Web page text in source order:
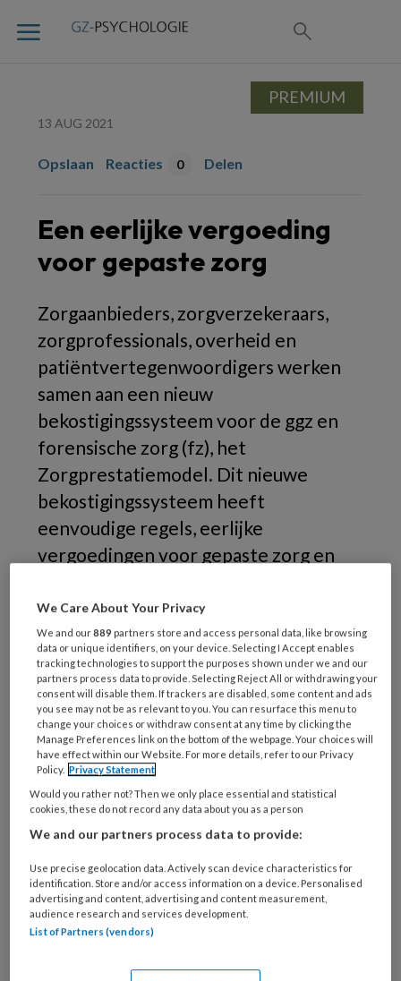
13 AUG 2021
Opslaan Reacties 0 Delen
Een eerlijke vergoeding
voor gepaste zorg
Zorgaanbieders, zorgverzekeraars,
zorgprofessionals, overheid en
patiëntvertegenwoordigers werken
samen aan een nieuw
bekostigingssysteem voor de ggz en
forensische zorg (fz), het
Zorgprestatiemodel. Dit nieuwe
bekostigingssysteem heeft
eenvoudige regels, eerlijke
vergoedingen voor gepaste zorg en
Programmamanager Cornelis Jan
Diepeveen en adviseur Fred
Landwaart schreven een introductie.
De kracht van de eenvoud
Een bekostigingssysteem moet voldoen aan de
wettelijke eisen van onder andere de Wet
marktordening gezondheidszorg (Wmg). De
Zorgprestatiemodel ontwikkelen, besloten
nog verder te gaan en hebben vooraf tien
‘kwaliteiten’ geformuleerd waaraan de nieuwe
bekostiging moet voldoen. Hieraan worden
alle relevante ontwikkelingen getoetst: draagt
het bij aan minder administratieve lasten,
PREMIUM
We Care About Your Privacy
We and our889 partners store and access personal data, like browsing
data or unique identifiers, on your device. Selecting I Accept enables
tracking technologies to support the purposes shown under we and our
partners process data to provide. Selecting Reject All or withdrawing your
consent will disable them. If trackers are disabled, some content and ads
you see may not be as relevant to you. You can resurface this menu to
change your choices or withdraw consent at any time by clicking the
Manage Preferences link on the bottom of the webpage. Your choices will
have effect within our Website. For more details, refer to our Privacy
Policy. Privacy Statement
Would you rather not? Then we only place essential and statistical
cookies, these do not record any data about you as a person
We and our partners process data to provide:
Use precise geolocation data. Actively scan device characteristics for
identification. Store and/or access information on a device. Personalised
advertising and content, advertising and content measurement,
audience research and services development.
List of Partners (vendors)